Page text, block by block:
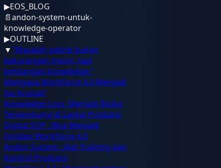
▶EOS_BLOG
📄andon-system-untuk-
knowledge-operator
▶OUTLINE
▼"Masalah pabrik bukan
kekurangan mesin, tapi
kehilangan knowledge."
Mengapa Workforce 4.0 Menjadi
Isu Krusial?
Knowledge Loss: Menjadi Risiko
Tersembunyi di Lantai Produksi
Digital SOP : Bisa Menjadi
Fondasi Workforce 4.0
Andon System : Alat Training dan
Kontrol Produksi